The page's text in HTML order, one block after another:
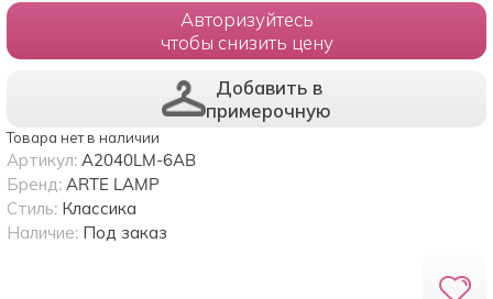
Авторизуйтесь
чтобы снизить цену
Добавить в
примерочную
Товара нет в наличии
Артикул: A2040LM-6AB
Бренд: ARTE LAMP
Стиль: Классика
Наличие: Под заказ